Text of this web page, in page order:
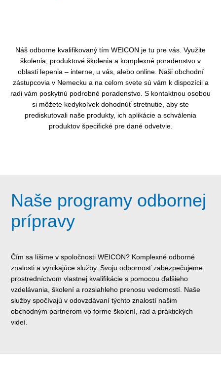
Náš odborne kvalifikovaný tím WEICON je tu pre vás. Využite
školenia, produktové školenia a komplexné poradenstvo v
oblasti lepenia – interne, u vás, alebo online. Naši obchodní
zástupcovia v Nemecku a na celom svete sú vám k dispozícii a
radi vám poskytnú podrobné poradenstvo. S kontaktnou osobou
si môžete kedykoľvek dohodnúť stretnutie, aby ste
prediskutovali naše produkty, ich aplikácie a schválenia
produktov špecifické pre dané odvetvie.
Naše programy odbornej
prípravy
Čím sa líšime v spoločnosti WEICON? Komplexné odborné
znalosti a vynikajúce služby. Svoju odbornosť zabezpečujeme
prostredníctvom vlastnej kvalifikácie s pomocou ďalšieho
vzdelávania, školení a rozsiahleho prenosu vedomostí. Naše
služby spočívajú v odovzdávaní týchto znalostí našim
obchodným partnerom vo forme školení, rád a praktických
videí.